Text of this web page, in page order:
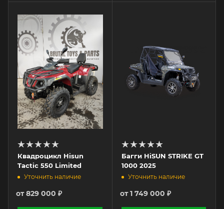
Квадроцикл Hisun
Tactic 550 Limited
Уточнить наличие
от829 000 ₽
Багги HiSUN STRIKE GT
1000 2025
Уточнить наличие
от1 749 000 ₽